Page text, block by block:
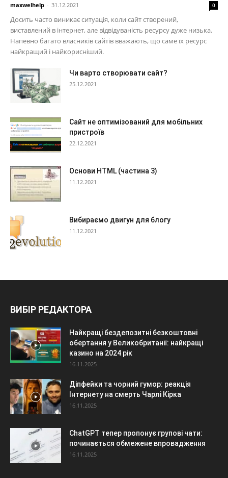
maxwelhelp - 31.12.2021 0
Досить часто виникає ситуація, коли сайт створений,
виставлений в інтернет, але відвідуваність ресурсу дуже низька.
Напевно багато власників сайтів вважають, що саме їх ресурс
найкращий і найкорисніший.
Чи варто створювати сайт?
25.12.2021
Сайт не оптимізований для мобільних
пристроїв
22.12.2021
Основи HTML (частина 3)
11.12.2021
Вибираємо двигун для блогу
11.12.2021
ВИБІР РЕДАКТОРА
Найкращі бездепозитні безкоштовні
обертання у Великобританії: найкращі
казино на 2024 рік
16.11.2025
Діпфейки та чорний гумор: реакція
Інтернету на смерть Чарлі Кірка
16.11.2025
ChatGPT тепер пропонує групові чати:
починається обмежене впровадження
16.11.2025